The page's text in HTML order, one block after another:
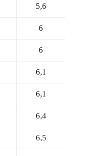
5,6
6
6
6,1
6,1
6,4
6,5